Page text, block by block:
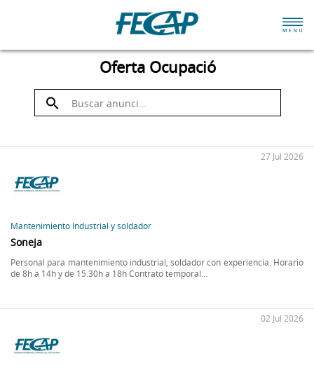
Oferta Ocupació
Mantenimiento Industrial y soldador
27 Jul 2026
Soneja
Personal para mantenimiento industrial, soldador con experiencia. Horario
de 8h a 14h y de 15.30h a 18h Contrato temporal...
02 Jul 2026